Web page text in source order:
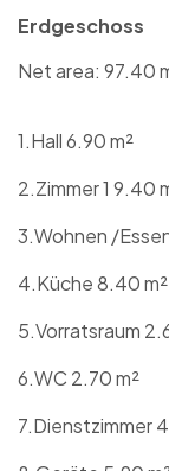
Erdgeschoss
Net area: 97.40
1.Hall 6.90 m²
2.Zimmer 1 9.40
3.Wohnen /
4.Küche 8.40 m²
5.Vorratsraum
6.WC 2.70 m²
7.Dienstzimmer